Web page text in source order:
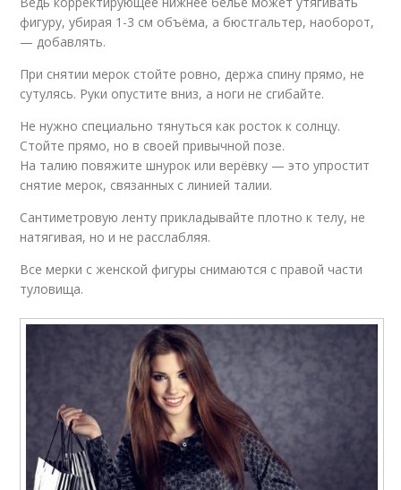
фигуру, убирая 1-3 см объёма, а бюстгальтер, наоборот,
— добавлять.
При снятии мерок стойте ровно, держа спину прямо, не
сутулясь. Руки опустите вниз, а ноги не сгибайте.
Не нужно специально тянуться как росток к солнцу.
Стойте прямо, но в своей привычной позе.
На талию повяжите шнурок или верёвку — это упростит
снятие мерок, связанных с линией талии.
Сантиметровую ленту прикладывайте плотно к телу, не
натягивая, но и не расслабляя.
Все мерки с женской фигуры снимаются с правой части
туловища.